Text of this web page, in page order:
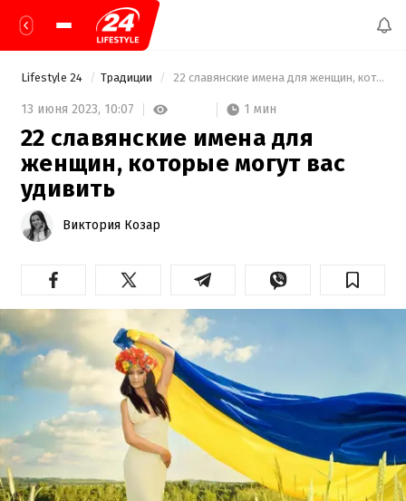
Lifestyle 24 Традиции 22 славянские имена для женщин, которые могут вас удивить
13 июня 2023, 10:07 1 мин
22 славянские имена для
женщин, которые могут вас
удивить
Виктория Козар